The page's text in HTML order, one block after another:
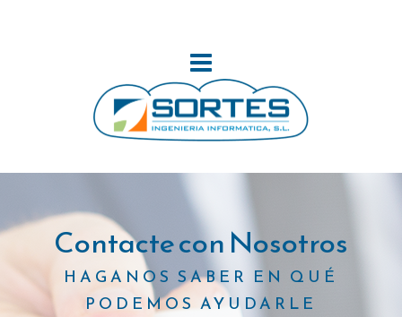
Contacte con Nosotros
HAGANOS SABER EN QUÉ
PODEMOS AYUDARLE